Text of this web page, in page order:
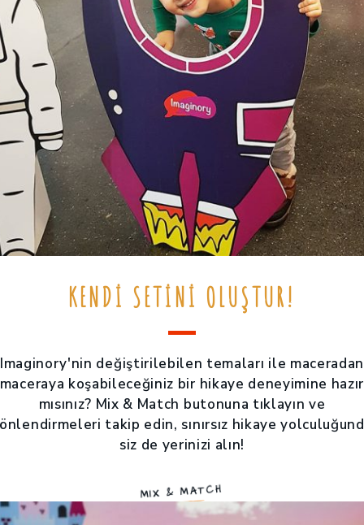
KENDI SETINI OLUŞTUR!
Imaginory'nin değiştirilebilen temaları ile maceradan
maceraya koşabileceğiniz bir hikaye deneyimine hazır
mısınız? Mix & Match butonuna tıklayın ve
takip edin, sınırsız hikaye
siz de yerinizi alın!
MIX & MATCH